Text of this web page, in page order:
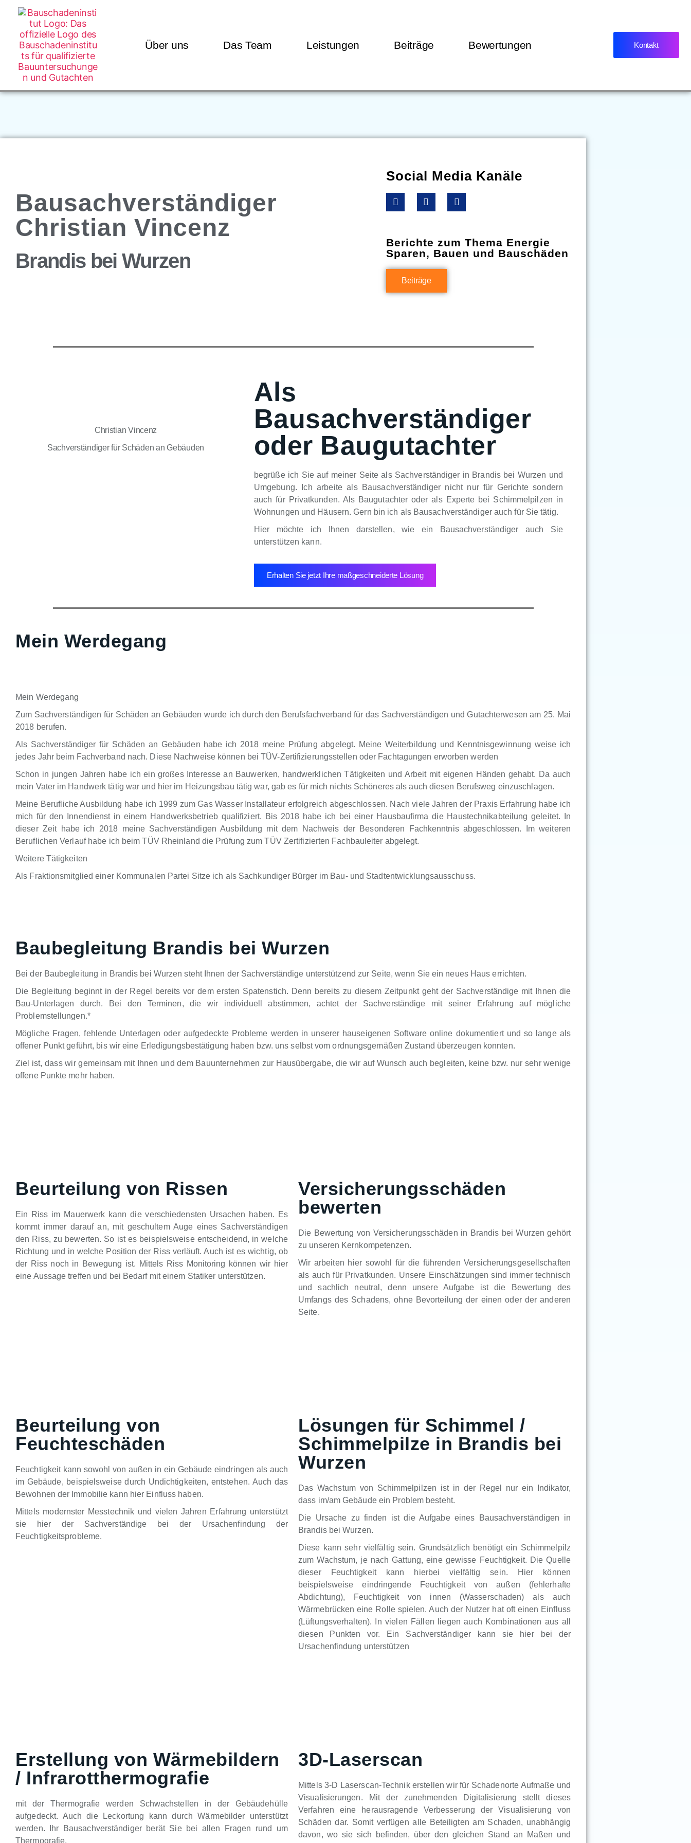
Über uns Das Team Leistungen Beiträge Bewertungen Kontakt
Bausachverständiger
Christian Vincenz
Brandis bei Wurzen
Social Media Kanäle
Berichte zum Thema Energie
Sparen, Bauen und Bauschäden
Beiträge
Christian Vincenz
Sachverständiger für Schäden an Gebäuden
Als
Bausachverständiger
oder Baugutachter
begrüße ich Sie auf meiner Seite als Sachverständiger in Brandis bei Wurzen und
Umgebung. Ich arbeite als Bausachverständiger nicht nur für Gerichte sondern
auch für Privatkunden. Als Baugutachter oder als Experte bei Schimmelpilzen in
Wohnungen und Häusern. Gern bin ich als Bausachverständiger auch für Sie tätig.
Hier möchte ich Ihnen darstellen, wie ein Bausachverständiger auch Sie
unterstützen kann.
Erhalten Sie jetzt Ihre maßgeschneiderte Lösung
Mein Werdegang
Mein Werdegang
Zum Sachverständigen für Schäden an Gebäuden wurde ich durch den Berufsfachverband für das Sachverständigen und Gutachterwesen am 25. Mai
2018 berufen.
Als Sachverständiger für Schäden an Gebäuden habe ich 2018 meine Prüfung abgelegt. Meine Weiterbildung und Kenntnisgewinnung weise ich
jedes Jahr beim Fachverband nach. Diese Nachweise können bei TÜV-Zertifizierungsstellen oder Fachtagungen erworben werden
Schon in jungen Jahren habe ich ein großes Interesse an Bauwerken, handwerklichen Tätigkeiten und Arbeit mit eigenen Händen gehabt. Da auch
mein Vater im Handwerk tätig war und hier im Heizungsbau tätig war, gab es für mich nichts Schöneres als auch diesen Berufsweg einzuschlagen.
Meine Berufliche Ausbildung habe ich 1999 zum Gas Wasser Installateur erfolgreich abgeschlossen. Nach viele Jahren der Praxis Erfahrung habe ich
mich für den Innendienst in einem Handwerksbetrieb qualifiziert. Bis 2018 habe ich bei einer Hausbaufirma die Haustechnikabteilung geleitet. In
dieser Zeit habe ich 2018 meine Sachverständigen Ausbildung mit dem Nachweis der Besonderen Fachkenntnis abgeschlossen. Im weiteren
Beruflichen Verlauf habe ich beim TÜV Rheinland die Prüfung zum TÜV Zertifizierten Fachbauleiter abgelegt.
Weitere Tätigkeiten
Als Fraktionsmitglied einer Kommunalen Partei Sitze ich als Sachkundiger Bürger im Bau- und Stadtentwicklungsausschuss.
Baubegleitung Brandis bei Wurzen
Bei der Baubegleitung in Brandis bei Wurzen steht Ihnen der Sachverständige unterstützend zur Seite, wenn Sie ein neues Haus errichten.
Die Begleitung beginnt in der Regel bereits vor dem ersten Spatenstich. Denn bereits zu diesem Zeitpunkt geht der Sachverständige mit Ihnen die
Bau-Unterlagen durch. Bei den Terminen, die wir individuell abstimmen, achtet der Sachverständige mit seiner Erfahrung auf mögliche
Problemstellungen.*
Mögliche Fragen, fehlende Unterlagen oder aufgedeckte Probleme werden in unserer hauseigenen Software online dokumentiert und so lange als
offener Punkt geführt, bis wir eine Erledigungsbestätigung haben bzw. uns selbst vom ordnungsgemäßen Zustand überzeugen konnten.
Ziel ist, dass wir gemeinsam mit Ihnen und dem Bauunternehmen zur Hausübergabe, die wir auf Wunsch auch begleiten, keine bzw. nur sehr wenige
offene Punkte mehr haben.
Beurteilung von Rissen
Ein Riss im Mauerwerk kann die verschiedensten Ursachen haben. Es
kommt immer darauf an, mit geschultem Auge eines Sachverständigen
den Riss, zu bewerten. So ist es beispielsweise entscheidend, in welche
Richtung und in welche Position der Riss verläuft. Auch ist es wichtig, ob
der Riss noch in Bewegung ist. Mittels Riss Monitoring können wir hier
eine Aussage treffen und bei Bedarf mit einem Statiker unterstützen.
Versicherungsschäden
bewerten
Die Bewertung von Versicherungsschäden in Brandis bei Wurzen gehört
zu unseren Kernkompetenzen.
Wir arbeiten hier sowohl für die führenden Versicherungsgesellschaften
als auch für Privatkunden. Unsere Einschätzungen sind immer technisch
und sachlich neutral, denn unsere Aufgabe ist die Bewertung des
Umfangs des Schadens, ohne Bevorteilung der einen oder der anderen
Seite.
Beurteilung von
Feuchteschäden
Feuchtigkeit kann sowohl von außen in ein Gebäude eindringen als auch
im Gebäude, beispielsweise durch Undichtigkeiten, entstehen. Auch das
Bewohnen der Immobilie kann hier Einfluss haben.
Mittels modernster Messtechnik und vielen Jahren Erfahrung unterstützt
sie hier der Sachverständige bei der Ursachenfindung der
Feuchtigkeitsprobleme.
Lösungen für Schimmel /
Schimmelpilze in Brandis bei
Wurzen
Das Wachstum von Schimmelpilzen ist in der Regel nur ein Indikator,
dass im/am Gebäude ein Problem besteht.
Die Ursache zu finden ist die Aufgabe eines Bausachverständigen in
Brandis bei Wurzen.
Diese kann sehr vielfältig sein. Grundsätzlich benötigt ein Schimmelpilz
zum Wachstum, je nach Gattung, eine gewisse Feuchtigkeit. Die Quelle
dieser Feuchtigkeit kann hierbei vielfältig sein. Hier können
beispielsweise eindringende Feuchtigkeit von außen (fehlerhafte
Abdichtung), Feuchtigkeit von innen (Wasserschaden) als auch
Wärmebrücken eine Rolle spielen. Auch der Nutzer hat oft einen Einfluss
(Lüftungsverhalten). In vielen Fällen liegen auch Kombinationen aus all
diesen Punkten vor. Ein Sachverständiger kann sie hier bei der
Ursachenfindung unterstützen
Erstellung von Wärmebildern
/ Infrarotthermografie
mit der Thermografie werden Schwachstellen in der Gebäudehülle
aufgedeckt. Auch die Leckortung kann durch Wärmebilder unterstützt
werden. Ihr Bausachverständiger berät Sie bei allen Fragen rund um
Thermografie.
3D-Laserscan
Mittels 3-D Laserscan-Technik erstellen wir für Schadenorte Aufmaße und
Visualisierungen. Mit der zunehmenden Digitalisierung stellt dieses
Verfahren eine herausragende Verbesserung der Visualisierung von
Schäden dar. Somit verfügen alle Beteiligten am Schaden, unabhängig
davon, wo sie sich befinden, über den gleichen Stand an Maßen und